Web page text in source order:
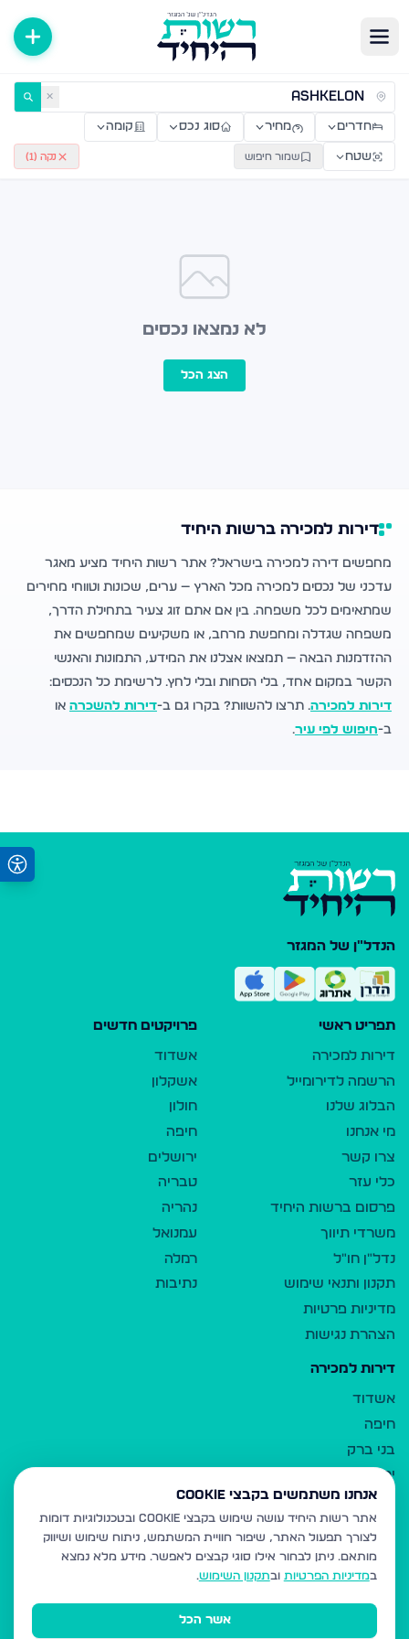
דירות למכירה ולהשכרה — רשות היחיד ✕
חדרים מחיר סוג נכס קומה
שטח שמור חיפוש נקה ( 1
)
לא נמצאו נכסים
הצג הכל
דירות למכירה ברשות היחיד
מחפשים דירה למכירה בישראל? אתר רשות היחיד מציע מאגר
עדכני של נכסים למכירה מכל הארץ — ערים, שכונות וטווחי מחירים
שמתאימים לכל משפחה. בין אם אתם זוג צעיר בתחילת הדרך,
משפחה שגדלה ומחפשת מרחב, או משקיעים שמחפשים את
ההזדמנות הבאה — תמצאו אצלנו את המידע, התמונות והאנשי
הקשר במקום אחד, בלי הסחות ובלי לחץ. לרשימת כל הנכסים:
דירות למכירה. תרצו להשוות? בקרו גם ב-דירות להשכרה או
ב-חיפוש לפי עיר.
הנדל"ן של המגזר
תפריט ראשי
דירות למכירה
הרשמה לדירומייל
הבלוג שלנו
מי אנחנו
צרו קשר
כלי עזר
פרסום ברשות היחיד
משרדי תיווך
נדל"ן חו"ל
תקנון ותנאי שימוש
מדיניות פרטיות
הצהרת נגישות
פרויקטים חדשים
אשדוד
אשקלון
חולון
חיפה
ירושלים
טבריה
נהריה
עמנואל
רמלה
נתיבות
דירות למכירה
אשדוד
חיפה
בני ברק
ירושלים
אלעד
גבעת זאב
בית שמש
רכסים
מודיעין עילית
אנחנו משתמשים בקבצי Cookie
אתר רשות היחיד עושה שימוש בקבצי Cookie ובטכנולוגיות דומות
לצורך תפעול האתר, שיפור חוויית המשתמש, ניתוח שימוש ושיווק
מותאם. ניתן לבחור אילו סוגי קבצים לאפשר. מידע מלא נמצא
במדיניות הפרטיות ובתקנון השימוש.
אשר הכל